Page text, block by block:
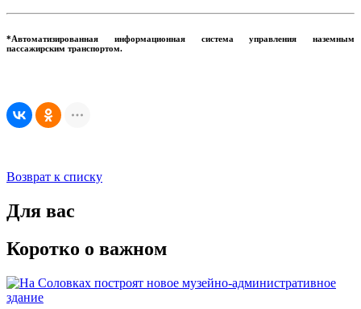
*Автоматизированная информационная система управления наземным
пассажирским транспортом.
Возврат к списку
Для вас
Коротко о важном